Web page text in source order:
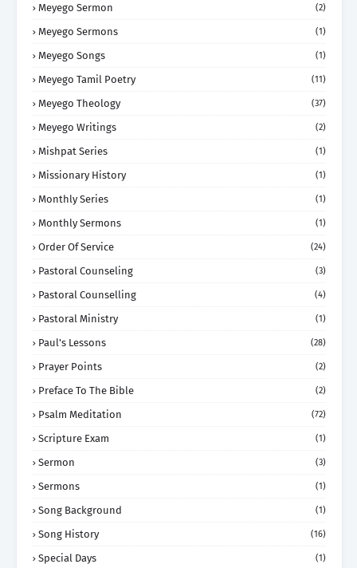
Meyego Sermon (2)
Meyego Sermons (1)
Meyego Songs (1)
Meyego Tamil Poetry (11)
Meyego Theology (37)
Meyego Writings (2)
Mishpat Series (1)
Missionary History (1)
Monthly Series (1)
Monthly Sermons (1)
Order Of Service (24)
Pastoral Counseling (3)
Pastoral Counselling (4)
Pastoral Ministry (1)
Paul's Lessons (28)
Prayer Points (2)
Preface To The Bible (2)
Psalm Meditation (72)
Scripture Exam (1)
Sermon (3)
Sermons (1)
Song Background (1)
Song History (16)
Special Days (1)